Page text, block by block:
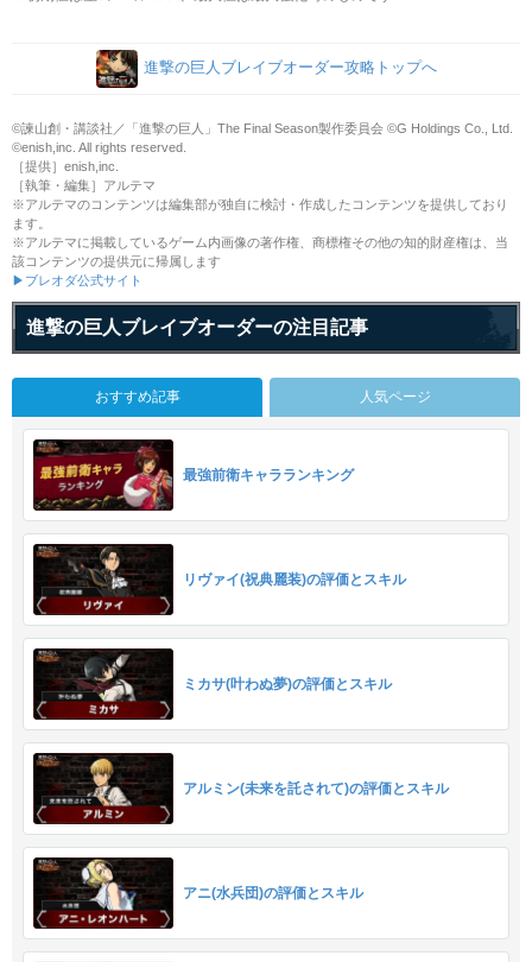
進撃の巨人ブレイブオーダー攻略トップへ
©諫山創・講談社／「進撃の巨人」The Final Season製作委員会 ©G Holdings Co., Ltd.
©enish,inc. All rights reserved.
［提供］enish,inc.
［執筆・編集］アルテマ
※アルテマのコンテンツは編集部が独自に検討・作成したコンテンツを提供しており
ます。
※アルテマに掲載しているゲーム内画像の著作権、商標権その他の知的財産権は、当
該コンテンツの提供元に帰属します
▶ブレオダ公式サイト
進撃の巨人ブレイブオーダーの注目記事
おすすめ記事 人気ページ
最強前衛キャラランキング
リヴァイ(祝典麗装)の評価とスキル
ミカサ(叶わぬ夢)の評価とスキル
アルミン(未来を託されて)の評価とスキル
アニ(水兵団)の評価とスキル